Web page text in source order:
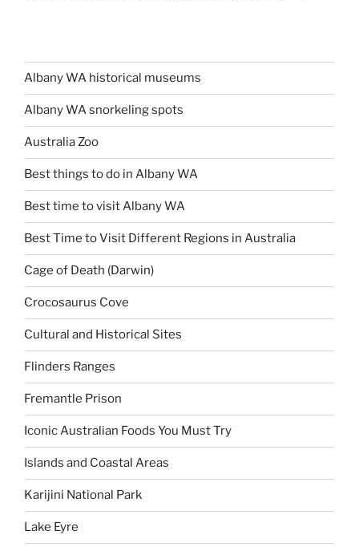
Albany WA historical museums
Albany WA snorkeling spots
Australia Zoo
Best things to do in Albany WA
Best time to visit Albany WA
Best Time to Visit Different Regions in Australia
Cage of Death (Darwin)
Crocosaurus Cove
Cultural and Historical Sites
Flinders Ranges
Fremantle Prison
Iconic Australian Foods You Must Try
Islands and Coastal Areas
Karijini National Park
Lake Eyre